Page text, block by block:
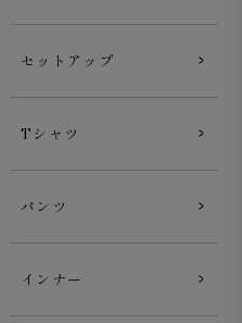
セットアップ
Tシャツ
パンツ
インナー